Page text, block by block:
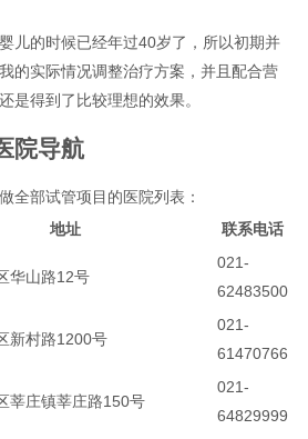
儿的时候已经年过40岁了，所以初期并
的实际情况调整治疗方案，并且配合营
是得到了比较理想的效果。
院导航
全部试管项目的医院列表：
地址
联系电话
华山路12号
021-
62483500
新村路1200号
021-
61470766
莘庄镇莘庄路150号
021-
64829999